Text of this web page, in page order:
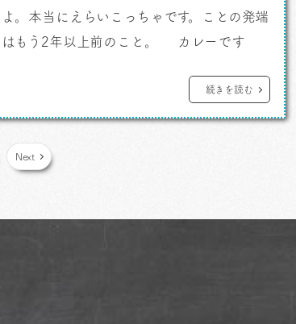
よ。本当にえらいこっちゃです。ことの発端
はもう2年以上前のこと。 カレーです
というテーマで開催された「カレーの街よ
こすか20周年シンポジウム」。ブログにも
以前書きました。 ヴェルクよこすかでのシ
ンポジウムは大勢の方々が集まってくださ
続きを読む
Next